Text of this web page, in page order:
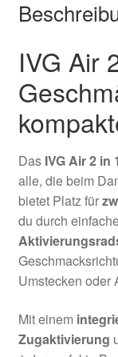
IVG Air
Das IVG Air 2 in 1
alle, die beim
bietet Platz für
du durch
Umstecken oder
Mit einem
Zugaktivierung